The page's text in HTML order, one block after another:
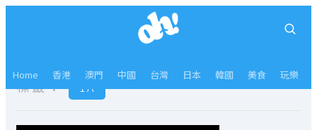
Home 香港 澳門 中國 台灣 日本 韓國 美食 玩樂
標籤： 1A